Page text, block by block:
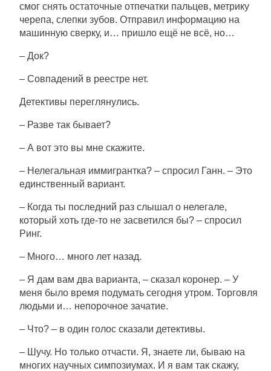
смог снять остаточные отпечатки пальцев, метрику
черепа, слепки зубов. Отправил информацию на
машинную сверку, и… пришло ещё не всё, но…
– Док?
– Совпадений в реестре нет.
Детективы переглянулись.
– Разве так бывает?
– А вот это вы мне скажите.
– Нелегальная иммигрантка? – спросил Ганн. – Это
единственный вариант.
– Когда ты последний раз слышал о нелегале,
который хоть где-то не засветился бы? – спросил
Ринг.
– Много… много лет назад.
– Я дам вам два варианта, – сказал коронер. – У
меня было время подумать сегодня утром. Торговля
людьми и… непорочное зачатие.
– Что? – в один голос сказали детективы.
– Шучу. Но только отчасти. Я, знаете ли, бываю на
многих научных симпозиумах. И я вам так скажу,